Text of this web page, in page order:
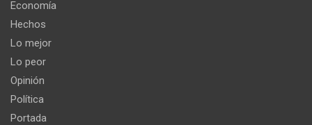
Economía
Hechos
Lo mejor
Lo peor
Opinión
Política
Portada